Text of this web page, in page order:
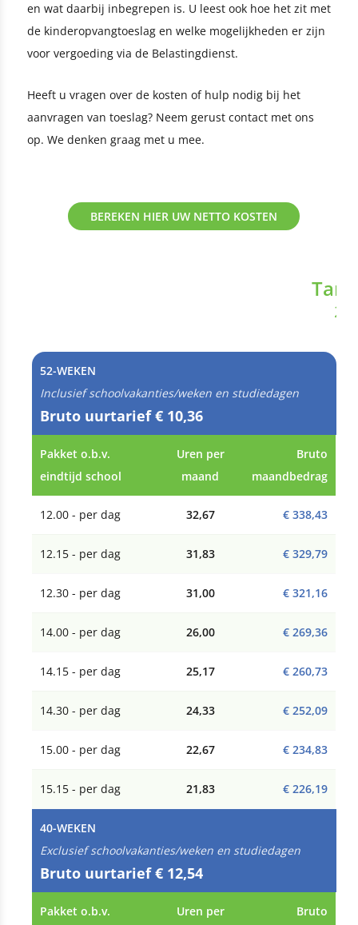
en wat daarbij inbegrepen is. U leest ook hoe het zit met
de kinderopvangtoeslag en welke mogelijkheden er zijn
voor vergoeding via de Belastingdienst.
Heeft u vragen over de kosten of hulp nodig bij het
aanvragen van toeslag? Neem gerust contact met ons
op. We denken graag met u mee.
BEREKEN HIER UW NETTO KOSTEN
52-WEKEN
Inclusief schoolvakanties/weken en studiedagen
Bruto uurtarief € 10,36
Pakket o.b.v.
eindtijd school
Uren per
maand
Bruto
maandbedrag
12.00 - per dag 32,67 € 338,43
12.15 - per dag 31,83 € 329,79
12.30 - per dag 31,00 € 321,16
14.00 - per dag 26,00 € 269,36
14.15 - per dag 25,17 € 260,73
14.30 - per dag 24,33 € 252,09
15.00 - per dag 22,67 € 234,83
15.15 - per dag 21,83 € 226,19
40-WEKEN
Exclusief schoolvakanties/weken en studiedagen
Bruto uurtarief € 12,54
Pakket o.b.v.
Uren per
Bruto